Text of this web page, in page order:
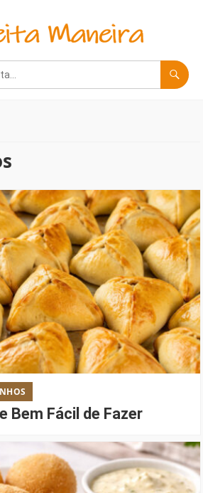
Bem Fácil de Fazer